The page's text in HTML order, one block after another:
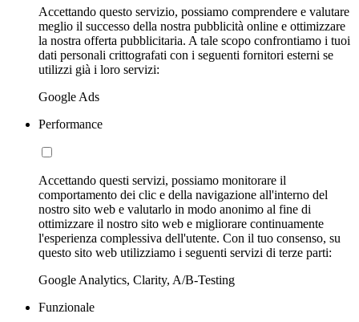
Accettando questo servizio, possiamo comprendere e valutare
meglio il successo della nostra pubblicità online e ottimizzare
la nostra offerta pubblicitaria. A tale scopo confrontiamo i tuoi
dati personali crittografati con i seguenti fornitori esterni se
utilizzi già i loro servizi:
Google Ads
Performance
Accettando questi servizi, possiamo monitorare il
comportamento dei clic e della navigazione all'interno del
nostro sito web e valutarlo in modo anonimo al fine di
ottimizzare il nostro sito web e migliorare continuamente
l'esperienza complessiva dell'utente. Con il tuo consenso, su
questo sito web utilizziamo i seguenti servizi di terze parti:
Google Analytics, Clarity, A/B-Testing
Funzionale